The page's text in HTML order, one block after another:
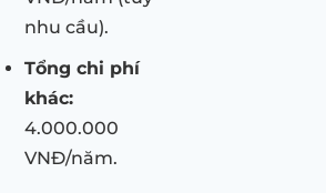
nhu cầu).
Tổng chi phí
khác:
4.000.000
VNĐ/năm.